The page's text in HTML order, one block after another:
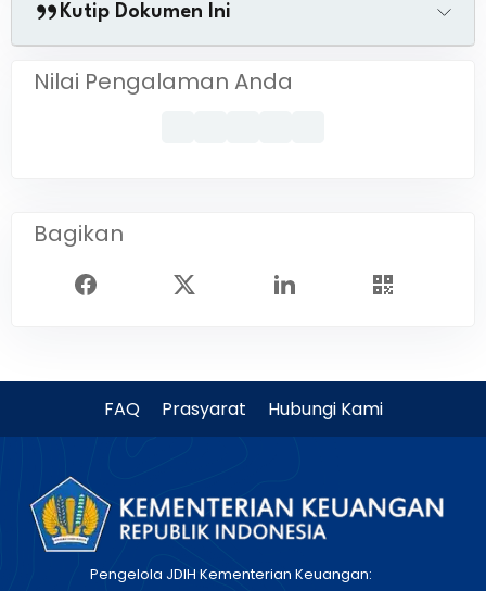
Kutip Dokumen Ini
Nilai Pengalaman Anda
Bagikan
FAQ Prasyarat Hubungi Kami
Pengelola JDIH Kementerian Keuangan: